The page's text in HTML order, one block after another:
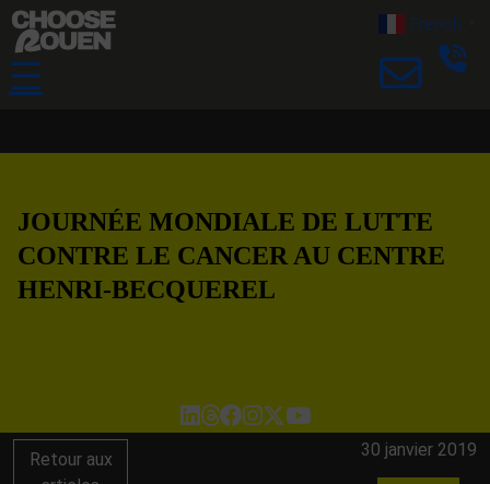
☰
French
JOURNÉE MONDIALE DE LUTTE
CONTRE LE CANCER AU CENTRE
HENRI-BECQUEREL
Retour aux
30 janvier 2019